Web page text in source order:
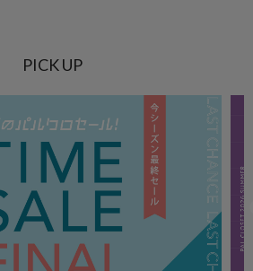
PICK UP